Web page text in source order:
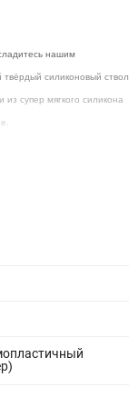
нашим
силиконовый ствол
супер мягкого силикона